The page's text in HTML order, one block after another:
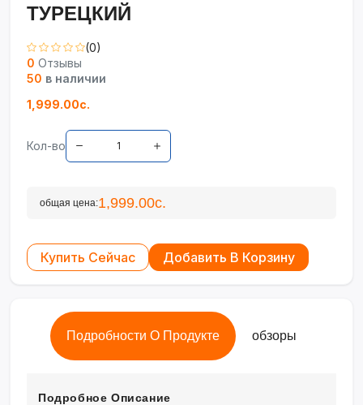
ТУРЕЦКИЙ
(0)
0 Отзывы
50 в наличии
1,999.00с.
Кол-во
общая цена:1,999.00с.
Купить Сейчас Добавить В Корзину
Подробности О Продукте обзоры
Подробное Описание